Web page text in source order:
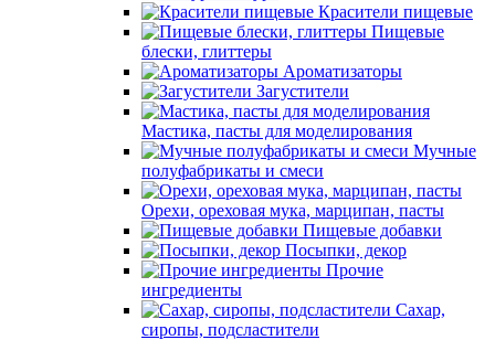
Красители пищевые
Пищевые
блески, глиттеры
Ароматизаторы
Загустители
Мастика, пасты для моделирования
Мучные
полуфабрикаты и смеси
Орехи, ореховая мука, марципан, пасты
Пищевые добавки
Посыпки, декор
Прочие
ингредиенты
Сахар,
сиропы, подсластители